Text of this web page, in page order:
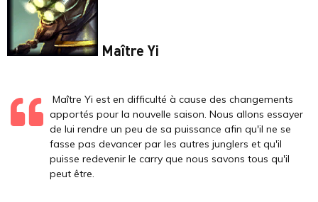
Maître Yi
Maître Yi est en difficulté à cause des changements
apportés pour la nouvelle saison. Nous allons essayer
de lui rendre un peu de sa puissance afin qu'il ne se
fasse pas devancer par les autres junglers et qu'il
puisse redevenir le carry que nous savons tous qu'il
peut être.